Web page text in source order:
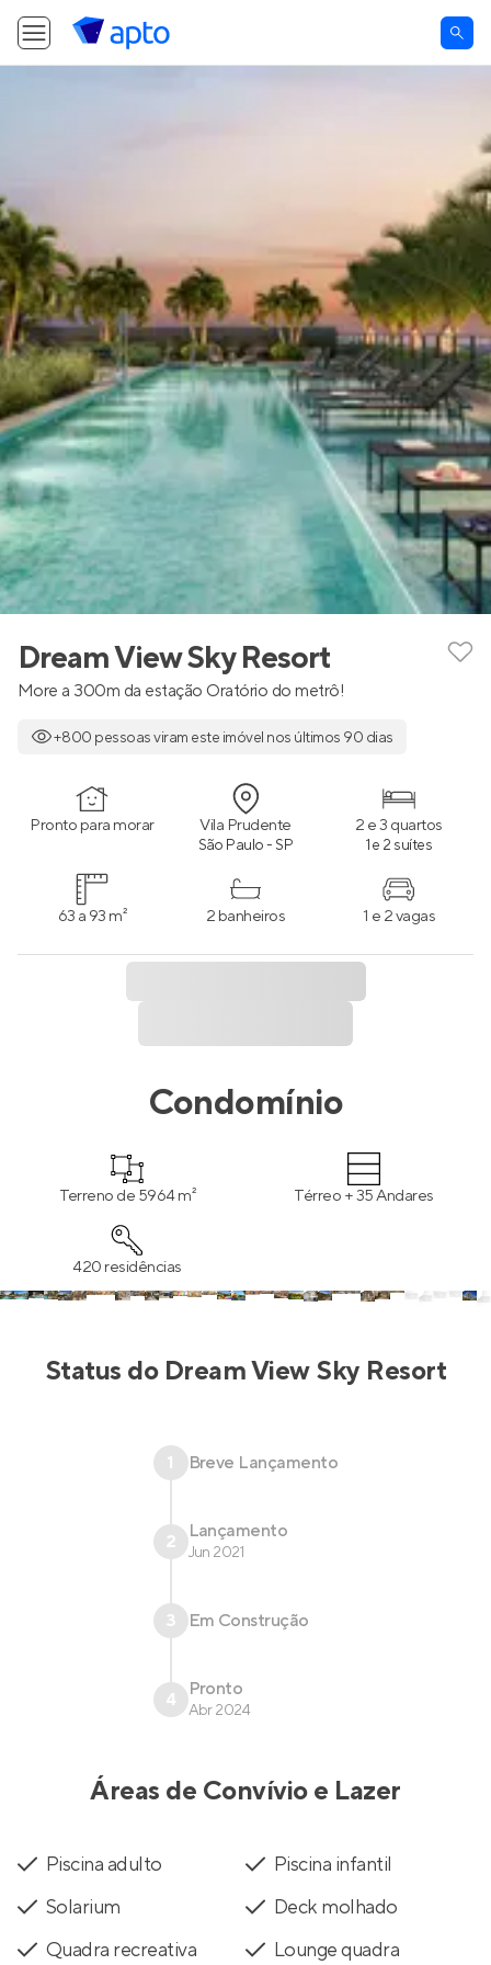
Dream View Sky Resort
More a 300m da estação Oratório do metrô!
+800 pessoas viram este imóvel nos últimos 90 dias
Pronto para morar Vila Prudente
São Paulo - SP
2 e 3 quartos
1 e 2 suítes
63 a 93 m² 2 banheiros 1 e 2 vagas
Condomínio
Terreno de 5964 m² Térreo + 35 Andares
420 residências
Status do Dream View Sky Resort
1 Breve Lançamento
2 Lançamento
Jun 2021
3 Em Construção
4 Pronto
Abr 2024
Áreas de Convívio e Lazer
Piscina adulto
Piscina infantil
Solarium
Deck molhado
Quadra recreativa
Lounge quadra